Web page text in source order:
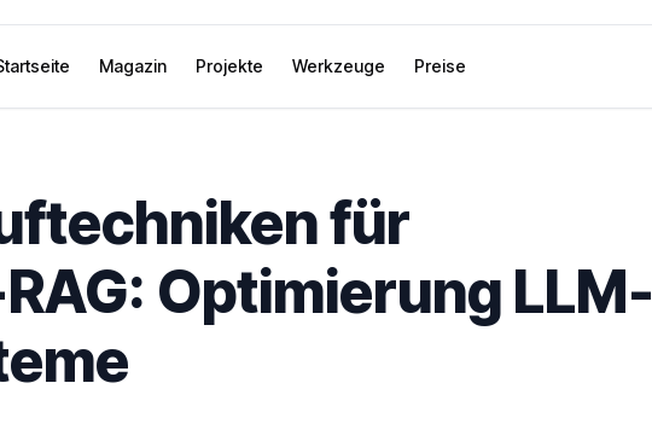
Magazin Projekte Werkzeuge Preise
für
Optimierung LLM-